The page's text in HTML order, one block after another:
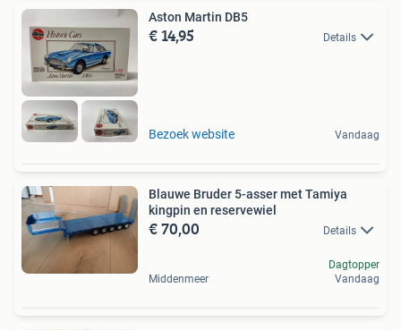
Aston Martin DB5
€ 14,95 Details
Bezoek website Vandaag
Blauwe Bruder 5-asser met Tamiya
kingpin en reservewiel
€ 70,00 Details
Middenmeer
Dagtopper
Vandaag